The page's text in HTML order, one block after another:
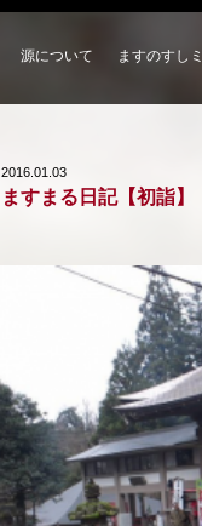
源について ますのすし
2016.01.03
ますまる日記【初詣】